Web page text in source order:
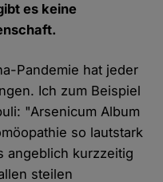
es keine
Pandemie hat jeder
Ich zum Beispiel
"Arsenicum Album
so lautstark
angeblich kurzzeitig
steilen